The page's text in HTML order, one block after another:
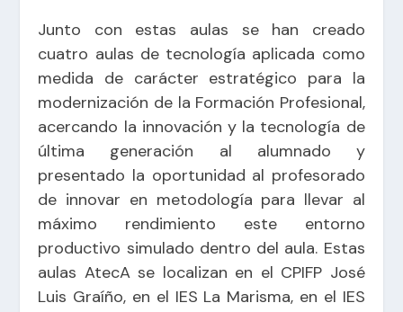
Junto con estas aulas se han creado
cuatro aulas de tecnología aplicada como
medida de carácter estratégico para la
modernización de la Formación Profesional,
acercando la innovación y la tecnología de
última generación al alumnado y
presentado la oportunidad al profesorado
de innovar en metodología para llevar al
máximo rendimiento este entorno
productivo simulado dentro del aula. Estas
aulas AtecA se localizan en el CPIFP José
Luis Graíño, en el IES La Marisma, en el IES